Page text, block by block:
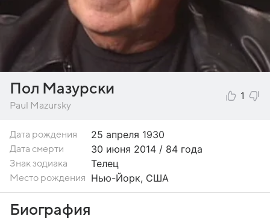
Пол Мазурски
Paul Mazursky
1
Дата рождения 25 апреля 1930
Дата смерти 30 июня 2014 / 84 года
Знак зодиака Телец
Место рождения Нью-Йорк, США
Биография